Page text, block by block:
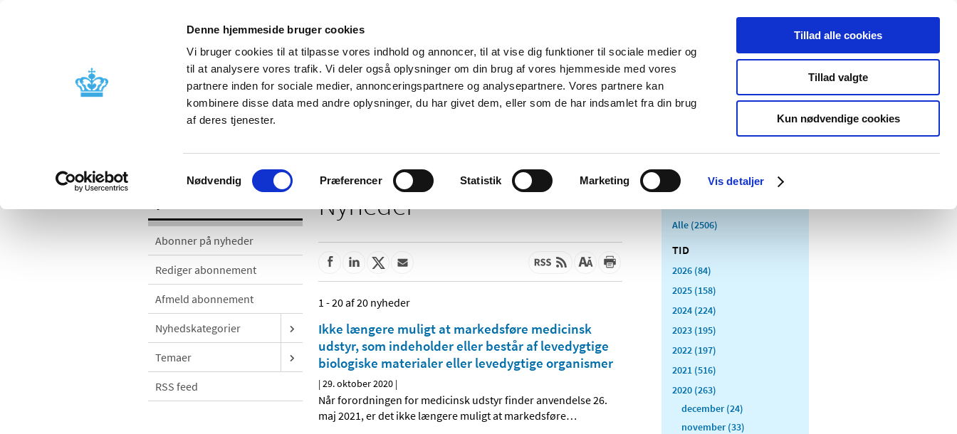
Denne hjemmeside bruger cookies
Vi bruger cookies til at tilpasse vores indhold og annoncer, til at vise dig funktioner til sociale medier og
til at analysere vores trafik. Vi deler også oplysninger om din brug af vores hjemmeside med vores
partnere inden for sociale medier, annonceringspartnere og analysepartnere. Vores partnere kan
kombinere disse data med andre oplysninger, du har givet dem, eller som de har indsamlet fra din brug
af deres tjenester.
Samtykkevalg
Nødvendig Præferencer Statistik Marketing Vis detaljer
Tillad alle cookies
Tillad valgte
Kun nødvendige cookies
Nyheder Om os Kontakt Udgivelser
Godkendelse og
Bivirkninger og
produktinformation
Tilskud og
Apoteker og salg af
Medicinsk
Særlige
produktområder
Abonner på nyheder
Rediger abonnement
Afmeld abonnement
Nyhedskategorier
Temaer
RSS feed
Nyheder
1 - 20 af 20 nyheder
Ikke længere muligt at markedsføre medicinsk
udstyr, som indeholder eller består af levedygtige
biologiske materialer eller levedygtige organismer
|29. oktober 2020 |
Når forordningen for medicinsk udstyr finder anvendelse 26.
maj 2021, er det ikke længere muligt at markedsføre…
Alle (2506)
TID
2026 (84)
2025 (158)
2024 (224)
2023 (195)
2022 (197)
2021 (516)
2020 (263)
december (24)
november (33)